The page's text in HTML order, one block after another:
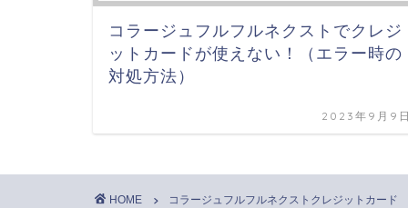
コラージュフルフルネクストでクレジ
ットカードが使えない！（エラー時の
対処方法）
2023年9月9
HOME コラージュフルフルネクストクレジットカード